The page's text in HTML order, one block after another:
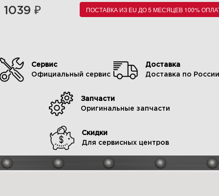
1039 ₽ ПОСТАВКА ИЗ EU ДО 5 МЕСЯЦЕВ 100%
Сервис
Официальный сервис
Доставка
Доставка по России
Запчасти
Оригинальные запчасти
Скидки
Для сервисных центров